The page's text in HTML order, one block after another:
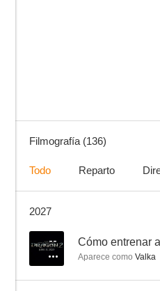
El juego del calamar
7.9
Filmografía (136)
Todo Reparto
2027
-- Cómo entrenar
Aparece como Valka